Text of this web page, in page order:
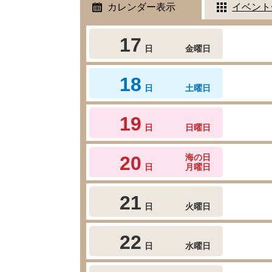
カレンダー表示 イベン
17 日 金曜日
18 日 土曜日
19 日 日曜日
20 日
海の日
月曜日
21 日 火曜日
22 日 水曜日